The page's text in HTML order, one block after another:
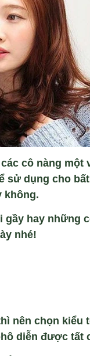
ác cô nàng một
sử dụng cho
không.
gầy hay những c
nhé!
nên chọn kiểu t
diễn được tất